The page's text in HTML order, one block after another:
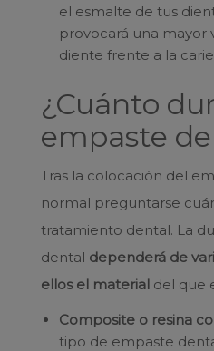
el esmalte de tus
provocará una mayor
diente frente a la
¿Cuánto
empaste
Tras la colocación del
normal preguntarse
tratamiento dental. La
dental dependerá de
ellos el material del que
Composite o resina
tipo de empaste